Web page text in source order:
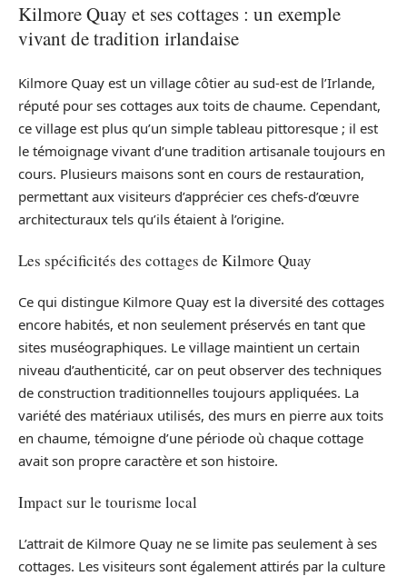
Kilmore Quay et ses cottages : un exemple
vivant de tradition irlandaise
Kilmore Quay est un village côtier au sud-est de l’Irlande,
réputé pour ses cottages aux toits de chaume. Cependant,
ce village est plus qu’un simple tableau pittoresque ; il est
le témoignage vivant d’une tradition artisanale toujours en
cours. Plusieurs maisons sont en cours de restauration,
permettant aux visiteurs d’apprécier ces chefs-d’œuvre
architecturaux tels qu’ils étaient à l’origine.
Les spécificités des cottages de Kilmore Quay
Ce qui distingue Kilmore Quay est la diversité des cottages
encore habités, et non seulement préservés en tant que
sites muséographiques. Le village maintient un certain
niveau d’authenticité, car on peut observer des techniques
de construction traditionnelles toujours appliquées. La
variété des matériaux utilisés, des murs en pierre aux toits
en chaume, témoigne d’une période où chaque cottage
avait son propre caractère et son histoire.
Impact sur le tourisme local
L’attrait de Kilmore Quay ne se limite pas seulement à ses
cottages. Les visiteurs sont également attirés par la culture